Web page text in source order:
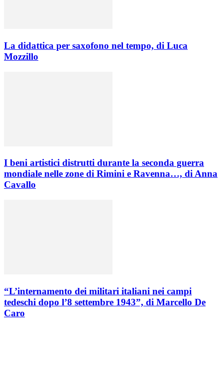
La didattica per saxofono nel tempo, di Luca
Mozzillo
I beni artistici distrutti durante la seconda guerra
mondiale nelle zone di Rimini e Ravenna…, di Anna
Cavallo
“L’internamento dei militari italiani nei campi
tedeschi dopo l’8 settembre 1943”, di Marcello De
Caro